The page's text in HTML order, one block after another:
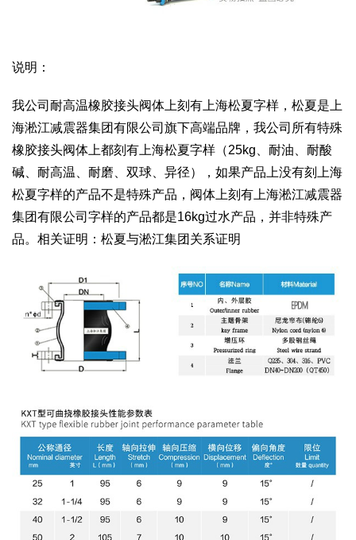
说明：
我公司耐高温橡胶接头阀体上刻有上海松夏字样，松夏是上
海淞江减震器集团有限公司旗下高端品牌，我公司所有特殊
橡胶接头阀体上都刻有上海松夏字样（25kg、耐油、耐酸
碱、耐高温、耐磨、双球、异径），如果产品上没有刻上海
松夏字样的产品不是特殊产品，阀体上刻有上海淞江减震器
集团有限公司字样的产品都是16kg过水产品，并非特殊产
品。相关证明：松夏与淞江集团关系证明